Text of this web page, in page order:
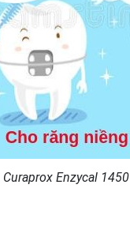
Enzycal 1450